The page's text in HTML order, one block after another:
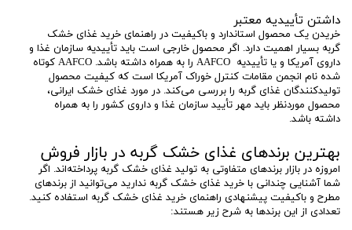
داشتن تأییدیه معتبر
خریدن یک محصول استاندارد و باکیفیت در راهنمای خرید غذای خشک
گربه بسیار اهمیت دارد. اگر محصول خارجی است باید تأییدیه سازمان غذا و
داروی آمریکا و یا تأییدیه AAFCO را به همراه داشته باشد. AAFCO کوتاه
شده نام انجمن مقامات کنترل خوراک آمریکا است که کیفیت محصول
تولیدکنندگان غذای گربه را بررسی می‌کند. در مورد غذای خشک ایرانی،
محصول موردنظر باید مهر تأیید سازمان غذا و داروی کشور را به همراه
داشته باشد.
بهترین برندهای غذای خشک گربه در بازار فروش
امروزه در بازار برندهای متفاوتی به تولید غذای خشک گربه پرداخته‌اند. اگر
شما آشنایی چندانی با خرید غذای خشک گربه ندارید می‌توانید از برندهای
مطرح و باکیفیت پیشنهادی راهنمای خرید غذای خشک گربه استفاده کنید.
تعدادی از این برندها به شرح زیر هستند: